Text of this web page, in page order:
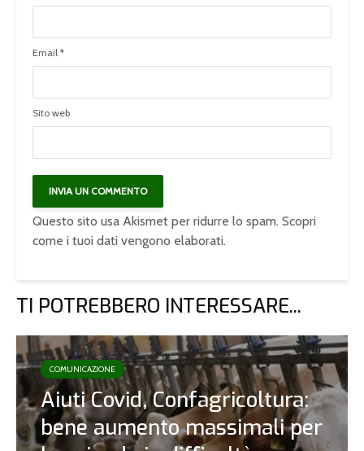
Email *
Sito web
Questo sito usa Akismet per ridurre lo spam. Scopri
come i tuoi dati vengono elaborati.
TI POTREBBERO INTERESSARE...
COMUNICAZIONE
Aiuti Covid, Confagricoltura:
bene aumento massimali per